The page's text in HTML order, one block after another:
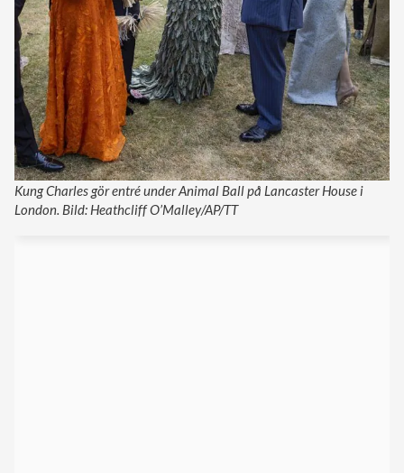
Kung Charles gör entré under Animal Ball på Lancaster House i
London. Bild: Heathcliff O’Malley/AP/TT